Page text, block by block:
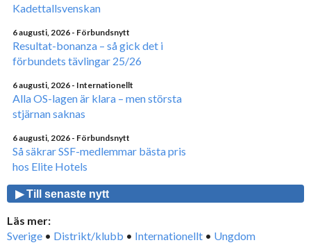
Kadettallsvenskan
6 augusti, 2026 - Förbundsnytt
Resultat-bonanza – så gick det i
förbundets tävlingar 25/26
6 augusti, 2026 - Internationellt
Alla OS-lagen är klara – men största
stjärnan saknas
6 augusti, 2026 - Förbundsnytt
Så säkrar SSF-medlemmar bästa pris
hos Elite Hotels
▶ Till senaste nytt
Läs mer:
Sverige • Distrikt/klubb • Internationellt • Ungdom